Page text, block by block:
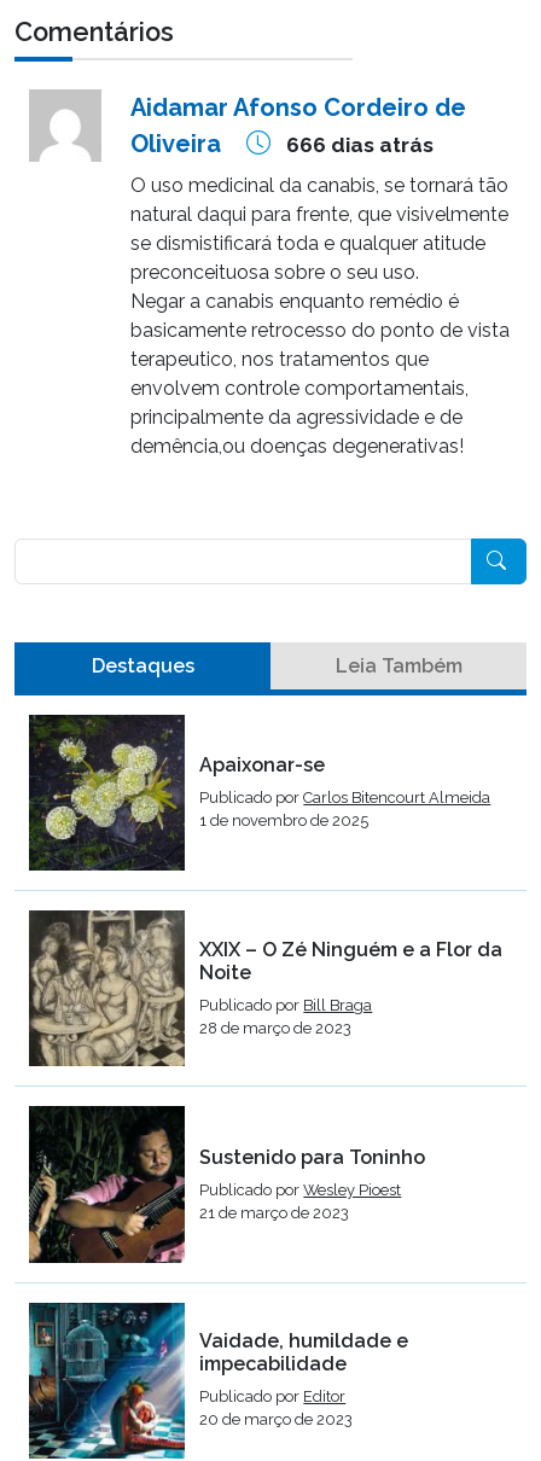
Comentários
Aidamar Afonso Cordeiro de
Oliveira
666 dias atrás
O uso medicinal da canabis, se tornará tão
natural daqui para frente, que visivelmente
se dismistificará toda e qualquer atitude
preconceituosa sobre o seu uso.
Negar a canabis enquanto remédio é
basicamente retrocesso do ponto de vista
terapeutico, nos tratamentos que
envolvem controle comportamentais,
principalmente da agressividade e de
demência,ou doenças degenerativas!
Destaques Leia Também
Apaixonar-se
Publicado porCarlos Bitencourt Almeida
1 de novembro de 2025
XXIX – O Zé Ninguém e a Flor da
Noite
Publicado por Bill Braga
28 de março de 2023
Sustenido para Toninho
Publicado porWesley Pioest
21 de março de 2023
Vaidade, humildade e
impecabilidade
Publicado por Editor
20 de março de 2023